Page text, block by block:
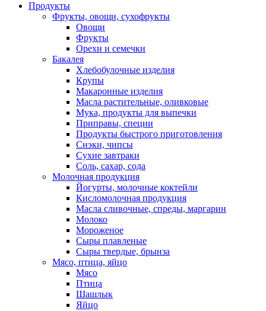
Продукты
Фрукты, овощи, сухофрукты
Овощи
Фрукты
Орехи и семечки
Бакалея
Хлебобулочные изделия
Крупы
Макаронные изделия
Масла растительные, оливковые
Мука, продукты для выпечки
Приправы, специи
Продукты быстрого приготовления
Снэки, чипсы
Сухие завтраки
Соль, сахар, сода
Молочная продукция
Йогурты, молочные коктейли
Кисломолочная продукция
Масла сливочные, спреды, маргарин
Молоко
Мороженое
Сыры плавленые
Сыры твердые, брынза
Мясо, птица, яйцо
Мясо
Птица
Шашлык
Яйцо